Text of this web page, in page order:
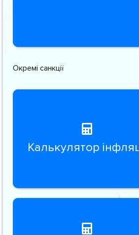
Окремі санкції
Калькулятор